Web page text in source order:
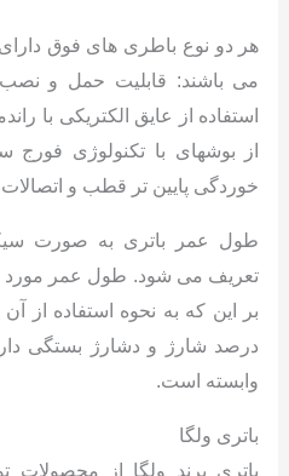
هر دو نوع باطری های فوق
می باشند: قابلیت حمل و نصب
استفاده از عایق الکتریکی با
از بوشهای با تکنولوژی
خوردگی پایین تر قطب و اتصالات،
طول عمر باتری به صورت
تعریف می شود. طول عمر مورد
بر این که به نحوه استفاده از
درصد شارژ و دشارژ بستگی
وابسته است.
باتری ولگا
باتری برند ولگا از